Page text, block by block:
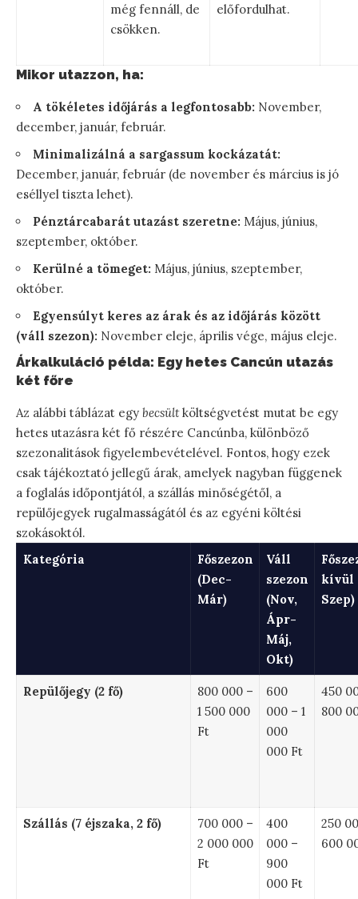
még fennáll, de
csökken.
előfordulhat.
Mikor utazzon, ha:
A tökéletes időjárás a legfontosabb: November,
december, január, február.
Minimalizálná a sargassum kockázatát:
December, január, február (de november és március is jó
eséllyel tiszta lehet).
Pénztárcabarát utazást szeretne: Május, június,
szeptember, október.
Kerülné a tömeget: Május, június, szeptember,
október.
Egyensúlyt keres az árak és az időjárás között
(váll szezon): November eleje, április vége, május eleje.
Árkalkuláció példa: Egy hetes Cancún utazás
két főre
Az alábbi táblázat egy becsültköltségvetést mutat be egy
hetes utazásra két fő részére Cancúnba, különböző
szezonalitások figyelembevételével. Fontos, hogy ezek
csak tájékoztató jellegű árak, amelyek nagyban függenek
a foglalás időpontjától, a szállás minőségétől, a
repülőjegyek rugalmasságától és az egyéni költési
szokásoktól.
Kategória
Főszezon
(Dec-
Már)
Váll
szezon
(Nov,
Ápr-
Máj,
Okt)
kívül
Szep)
Repülőjegy (2 fő)
800 000 –
1 500 000
Ft
600
000 – 1
000
000 Ft
450
800
Szállás (7 éjszaka, 2 fő)
700 000 –
2 000 000
Ft
400
000 –
900
000 Ft
250
600